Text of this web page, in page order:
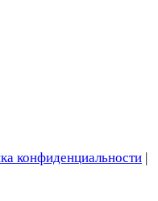
конфиденциальности |